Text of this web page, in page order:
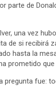
parte de
una vez
de si recibirá
hasta la
prometido
pregunta fue: